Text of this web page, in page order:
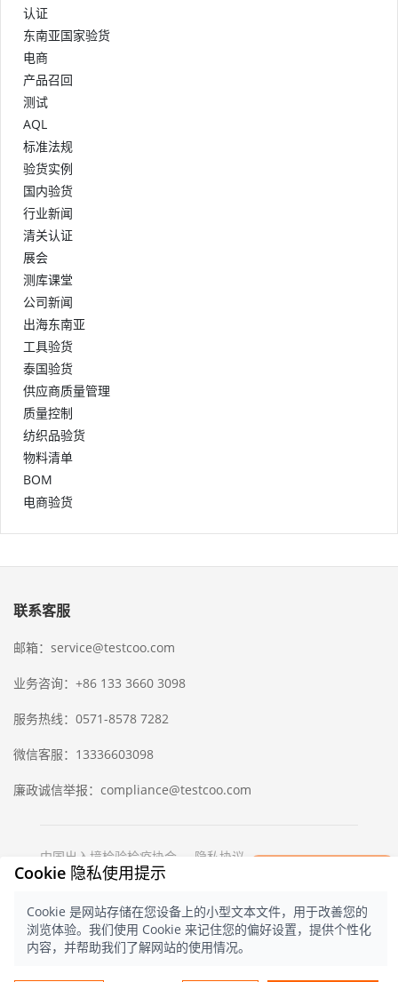
认证
东南亚国家验货
电商
产品召回
测试
AQL
标准法规
验货实例
国内验货
行业新闻
清关认证
展会
测库课堂
公司新闻
出海东南亚
工具验货
泰国验货
供应商质量管理
质量控制
纺织品验货
物料清单
BOM
电商验货
联系客服
邮箱：service@testcoo.com
业务咨询：+86 133 3660 3098
服务热线：0571-8578 7282
微信客服：13336603098
廉政诚信举报：compliance@testcoo.com
×
检验样版报告
中国出入境检验检疫协会
隐私协议
© 2021 测库 浙ICP备16028323号-1
中文
Cookie 隐私使用提示
Cookie 是网站存储在您设备上的小型文本文件，用于改善您的
浏览体验。我们使用 Cookie 来记住您的偏好设置，提供个性化
内容，并帮助我们了解网站的使用情况。